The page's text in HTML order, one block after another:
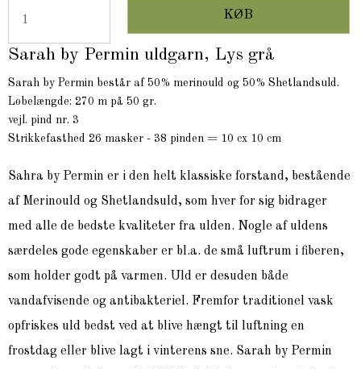
KØB
Sarah by Permin uldgarn, Lys grå
Sarah by Permin består af 50% merinould og 50% Shetlandsuld.
Løbelængde: 270 m på 50 gr.
vejl. pind nr. 3
Strikkefasthed 26 masker - 38 pinden = 10 cx 10 cm
Sahra by Permin er i den helt klassiske forstand, bestående
af Merinould og Shetlandsuld, som hver for sig bidrager
med alle de bedste kvaliteter fra ulden. Nogle af uldens
særdeles gode egenskaber er bl.a. de små luftrum i fiberen,
som holder godt på varmen. Uld er desuden både
vandafvisende og antibakteriel. Fremfor traditionel vask
opfriskes uld bedst ved at blive hængt til luftning en
frostdag eller blive lagt i vinterens sne. Sarah by Permin